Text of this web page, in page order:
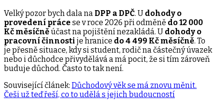
Velký pozor bych dala na DPP a DPČ. U dohody o
provedení práce se v roce 2026 při odměně do 12 000
Kč měsíčněúčast na pojištění nezakládá. U dohody o
pracovní činnosti je hranice do 4 499 Kč měsíčně. To
je přesně situace, kdy si student, rodič na částečný úvazek
nebo i důchodce přivydělává a má pocit, že si tím zároveň
buduje důchod. Často to tak není.
Související článek: Důchodový věk se má znovu měnit.
Češi už teď řeší, co to udělá s jejich budoucností